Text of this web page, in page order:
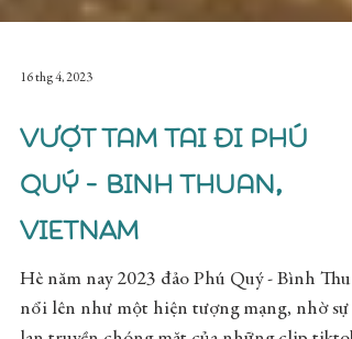
16 thg 4, 2023
Vượt tam tai đi Phú
Quý - Binh Thuan,
VIETNAM
Hè năm nay 2023 đảo Phú Quý - Bình